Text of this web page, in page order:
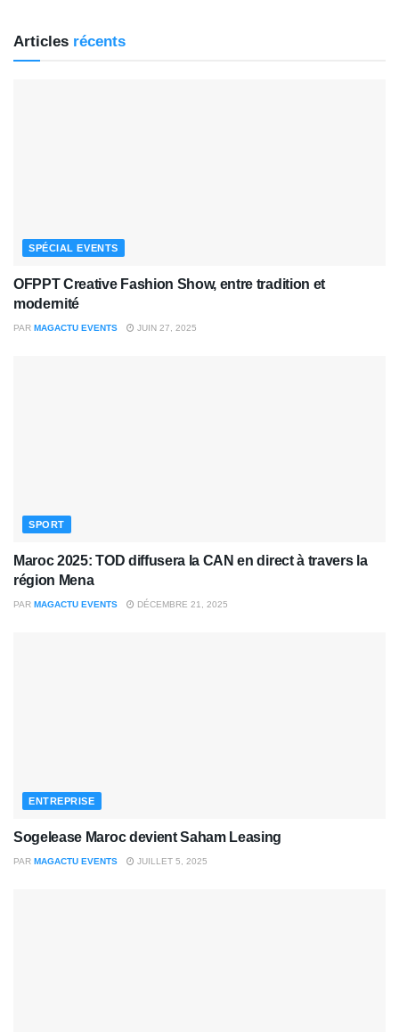
Articles récents
SPÉCIAL EVENTS
OFPPT Creative Fashion Show, entre tradition et
modernité
PAR MAGACTU EVENTS JUIN 27, 2025
SPORT
Maroc 2025: TOD diffusera la CAN en direct à travers la
région Mena
PAR MAGACTU EVENTS DÉCEMBRE 21, 2025
ENTREPRISE
Sogelease Maroc devient Saham Leasing
PAR MAGACTU EVENTS JUILLET 5, 2025